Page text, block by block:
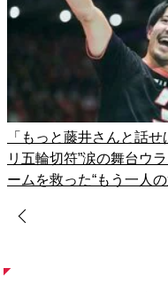
「もっと藤井さんと話
リ五輪切符”涙の舞台ウ
ームを救った“もう一人